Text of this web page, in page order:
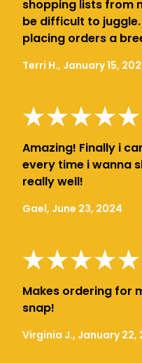
shopping lists from
be difficult to
placing orders a
Terri H., January 15,
Amazing! Finally i
every time i wanna
really well!
Gael, June 23, 2024
Makes ordering for
snap!
Virginia J., January 22,